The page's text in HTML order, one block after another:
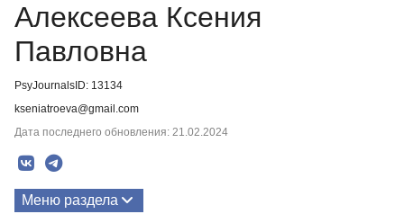
Алексеева Ксения
Павловна
PsyJournalsID: 13134
kseniatroeva@gmail.com
Дата последнего обновления: 21.02.2024
Меню раздела